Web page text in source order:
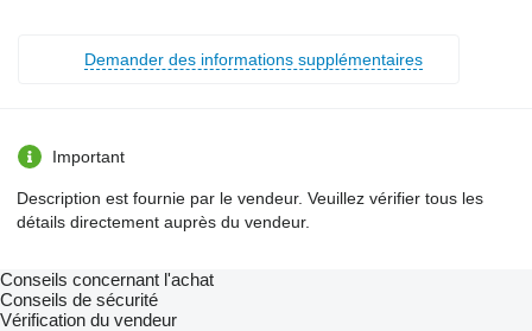
Demander des informations supplémentaires
Important
Description est fournie par le vendeur. Veuillez vérifier tous les
détails directement auprès du vendeur.
Conseils concernant l'achat
Conseils de sécurité
Vérification du vendeur